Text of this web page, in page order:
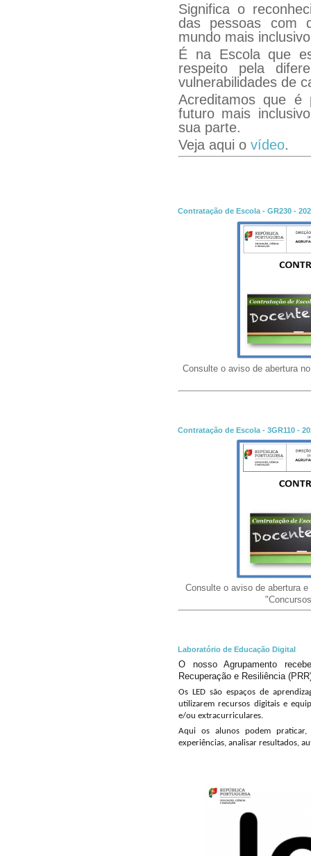
Significa o
das pessoas com
mundo mais
É na Escola que
respeito pela
vulnerabilidades de
Acreditamos que é
futuro mais
sua parte.
Veja aqui o vídeo.
Contratação de Escola - GR230 -
Consulte o aviso de abertura
Contratação de Escola - 3GR110 -
Consulte o aviso de abertura
Laboratório de Educação Digital
O nosso Agrupamento
Recuperação e Resiliência
Os LED são espaços de
utilizarem recursos digitais e
e/ou extracurriculares.
Aqui os alunos podem praticar,
experiências, analisar resultados,